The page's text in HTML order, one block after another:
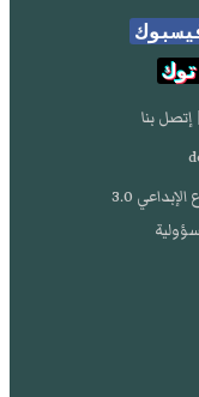
إتصل بنا
3.0